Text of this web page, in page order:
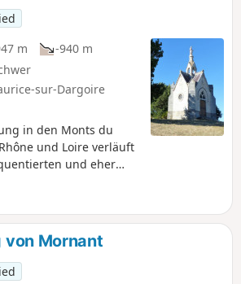
m
-940 m
sur-Dargoire
in den Monts du
und Loire verläuft
und eher
Nebenflüsse, darunter
und der Petit Bezançon,
abgelegene Weiler.
Bögen, Überreste des
von Gier, und einen
von Mornant